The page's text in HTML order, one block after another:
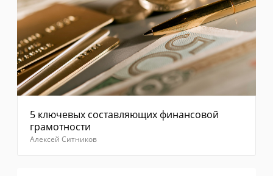
5 ключевых составляющих финансовой
грамотности
Алексей Ситников